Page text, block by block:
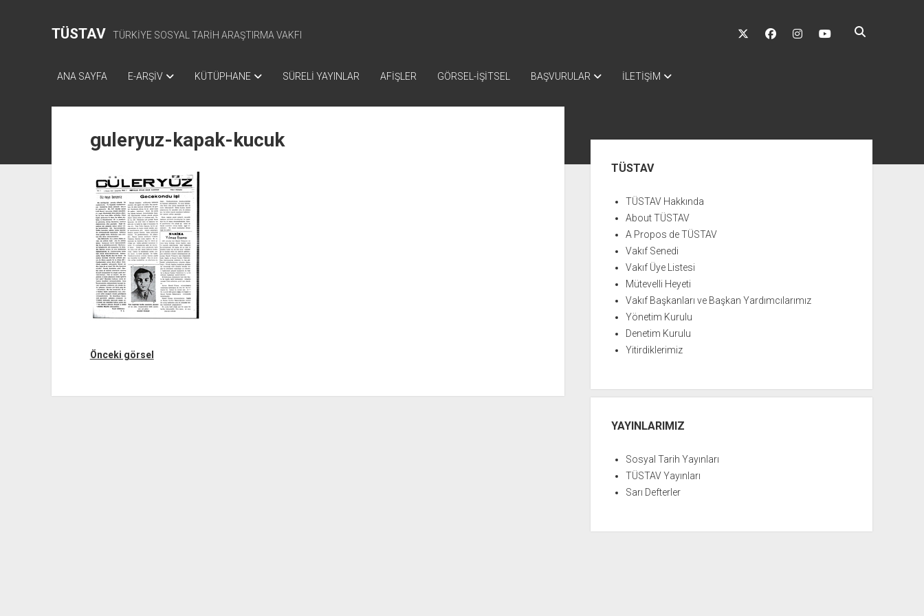
TÜSTAV TÜRKİYE SOSYAL TARİH ARAŞTIRMA VAKFI
twitter facebookinstagramyoutube
ANA SAYFA E-ARŞİV KÜTÜPHANE SÜRELİ YAYINLAR AFİŞLER GÖRSEL-İŞİTSEL BAŞVURULAR İLETİŞİM
guleryuz-kapak-kucuk
Önceki görsel
MenüTÜSTAV
TÜSTAV Hakkında
About TÜSTAV
A Propos de TÜSTAV
Vakıf Senedi
Vakıf Üye Listesi
Mütevelli Heyeti
Vakıf Başkanları ve Başkan Yardımcılarımız
Yönetim Kurulu
Denetim Kurulu
Yitirdiklerimiz
YAYINLARIMIZ
Sosyal Tarih Yayınları
TÜSTAV Yayınları
Sarı Defterler